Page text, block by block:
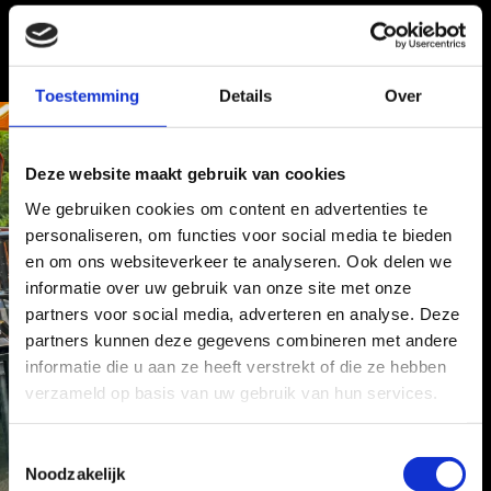
Toestemming Details Over
Deze website maakt gebruik van cookies
We gebruiken cookies om content en advertenties te
personaliseren, om functies voor social media te bieden
en om ons websiteverkeer te analyseren. Ook delen we
informatie over uw gebruik van onze site met onze
partners voor social media, adverteren en analyse. Deze
partners kunnen deze gegevens combineren met andere
informatie die u aan ze heeft verstrekt of die ze hebben
verzameld op basis van uw gebruik van hun services.
o
Noodzakelijk